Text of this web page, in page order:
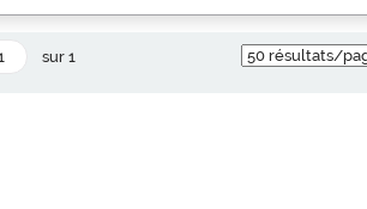
sur 1